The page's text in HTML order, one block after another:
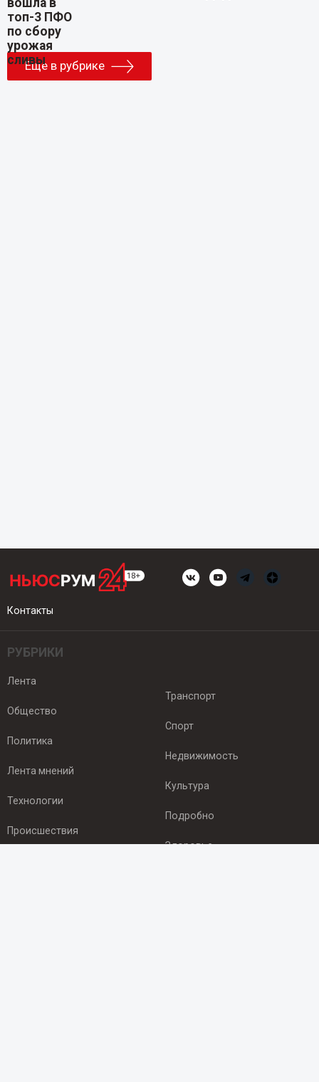
Еще в рубрике
Контакты
РУБРИКИ
Лента
Общество
Политика
Лента мнений
Технологии
Происшествия
Транспорт
Спорт
Недвижимость
Культура
Подробно
Здоровье